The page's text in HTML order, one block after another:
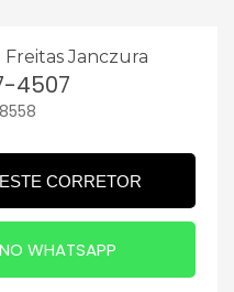
Janczura
4507
CORRETOR
WHATSAPP